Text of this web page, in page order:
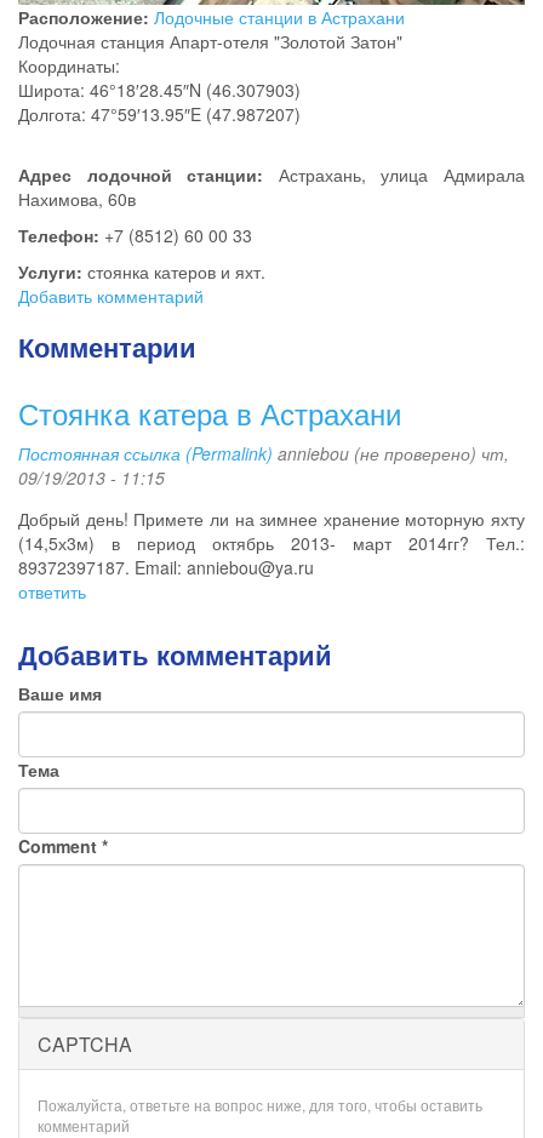
Расположение: Лодочные станции в Астрахани
Лодочная станция Апарт-отеля "Золотой Затон"
Координаты:
Широта: 46°18′28.45″N (46.307903)
Долгота: 47°59′13.95″E (47.987207)
Адрес лодочной станции: Астрахань, улица Адмирала
Нахимова, 60в
Телефон: +7 (8512) 60 00 33
Услуги: стоянка катеров и яхт.
Добавить комментарий
Комментарии
Стоянка катера в Астрахани
Постоянная ссылка (Permalink) anniebou (не проверено) чт,
09/19/2013 - 11:15
Добрый день! Примете ли на зимнее хранение моторную яхту
(14,5х3м) в период октябрь 2013- март 2014гг? Тел.:
89372397187. Email: anniebou@ya.ru
ответить
Добавить комментарий
Ваше имя
Тема
Comment *
CAPTCHA
Пожалуйста, ответьте на вопрос ниже, для того, чтобы оставить
комментарий